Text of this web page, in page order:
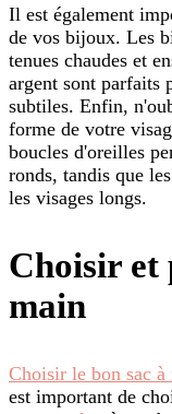
Il est également
de vos bijoux. Les
tenues chaudes et
argent sont parfaits
subtiles. Enfin,
forme de votre
boucles d'oreilles
ronds, tandis que
les visages longs.
Choisir et
main
Choisir le bon sac à
est important de